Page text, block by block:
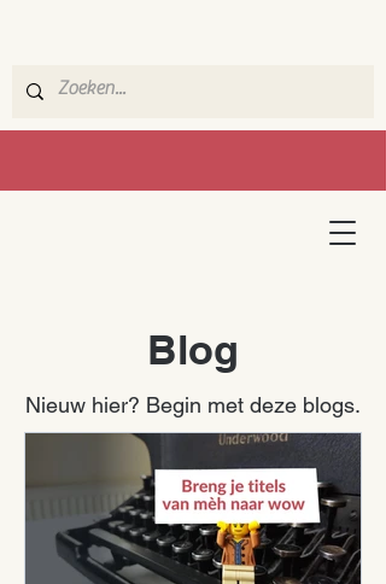
Blog
Nieuw hier? Begin met deze blogs.